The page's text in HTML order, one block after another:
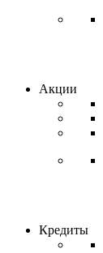
Акции
Кредиты